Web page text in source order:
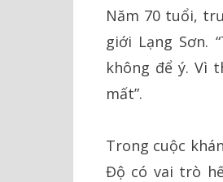
Năm 70 tuổi,
giới Lạng Sơn.
không để ý. Vì
mất”.
Trong cuộc
Độ có vai trò